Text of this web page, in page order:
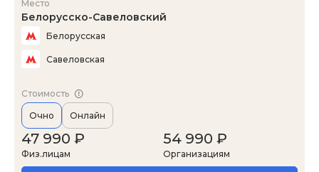
Место
Белорусско-Савеловский
Белорусская
Савеловская
Стоимость
Очно Онлайн
47 990 ₽
Физ.лицам
54 990 ₽
Организациям